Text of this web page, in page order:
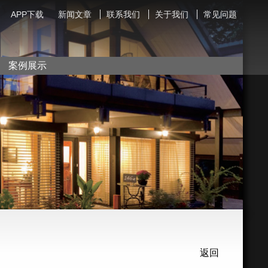
APP下载 新闻文章 联系我们 关于我们 常见问题
案例展示
返回